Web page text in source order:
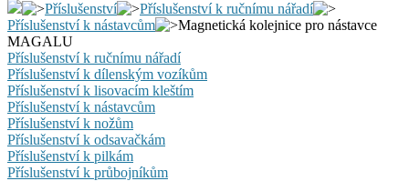
Příslušenství
Příslušenství k ručnímu nářadí
Příslušenství k nástavcům
Magnetická kolejnice pro nástavce
MAGALU
Příslušenství k ručnímu nářadí
Příslušenství k dílenským vozíkům
Příslušenství k lisovacím kleštím
Příslušenství k nástavcům
Příslušenství k nožům
Příslušenství k odsavačkám
Příslušenství k pilkám
Příslušenství k průbojníkům